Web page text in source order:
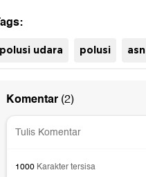
polusi udara polusi asn